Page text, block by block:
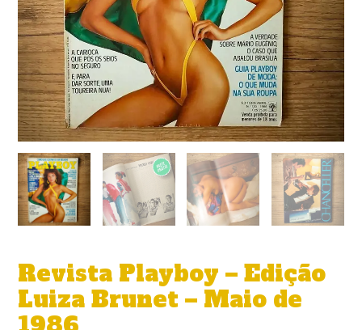
Revista Playboy – Edição
Luiza Brunet – Maio de